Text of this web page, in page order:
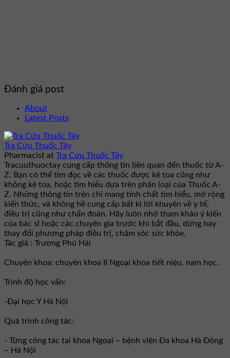
Đánh giá post
About
Latest Posts
Tra Cứu Thuốc Tây
Pharmacist at Tra Cứu Thuốc Tây
Tracuuthuoctay cung cấp thông tin liên quan đến thuốc từ A-
Z. Bạn có thể tìm đọc về các thuốc được kê toa cũng như
không kê toa, hoặc tìm hiểu dựa trên phân loại của Thuốc A-
Z. Những thông tin trên chỉ mang tính chất tìm hiểu, mở rộng
kiến thức, và không hề cung cấp bất kì lời khuyên về y tế,
điều trị cũng như chẩn đoán. Hãy luôn nhớ tham khảo ý kiến
của bác sĩ hoặc các chuyên gia trước khi bắt đầu, dừng hay
thay đổi phương pháp điều trị, chăm sóc sức khỏe.
Tác giả : Trương Phú Hải
Chuyên khoa: chuyên khoa II Ngoại khoa tiết niệu, nam học.
Trình độ học vấn:
-Đại học Y Hà Nội
Quá trình công tác:
- Từng công tác tại khoa Ngoại – bệnh viện Đa khoa Hà Đông
– Hà Nội